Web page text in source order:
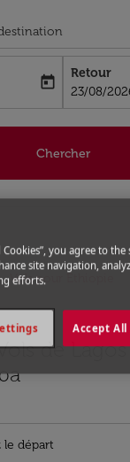
date-aria-label
today
Retour
fc-
23/08/
Chercher
Vols pour Éthiopie
de
pour les
Cookies”, you agree to
site navigation,
efforts.
Accept All